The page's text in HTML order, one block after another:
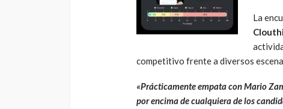
La
competitivo frente a diversos
«Prácticamente empata con Mario
por encima de cualquiera de los